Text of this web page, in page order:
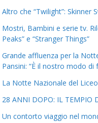
Altro che “Twilight”: Skinner
Mostri, Bambini e serie tv.
Peaks” e “Stranger Things”
Grande affluenza per la
Pansini: “È il nostro modo di
La Notte Nazionale del
28 ANNI DOPO: IL TEMPIO
Un contorto viaggio nel